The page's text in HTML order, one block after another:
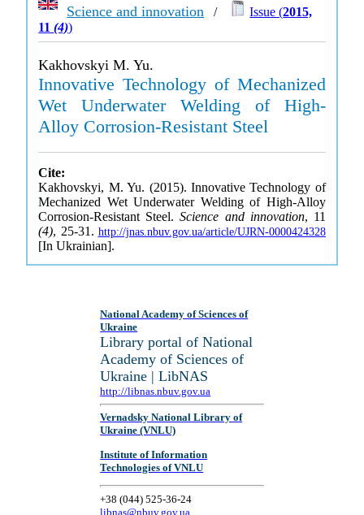
Science and innovation / Issue (2015,
11(4))
Kakhovskyi M. Yu.
Innovative Technology of Mechanized
Wet Underwater Welding of High-
Alloy Corrosion-Resistant Steel
Cite:
Kakhovskyi, M. Yu. (2015). Innovative Technology of
Mechanized Wet Underwater Welding of High-Alloy
Corrosion-Resistant Steel.Science and innovation, 11
(4), 25-31. http://jnas.nbuv.gov.ua/article/UJRN-0000424328
[In Ukrainian].
National Academy of Sciences of
Ukraine
Library portal of National
Academy of Sciences of
Ukraine | LibNAS
http://libnas.nbuv.gov.ua
Vernadsky National Library of
Ukraine (VNLU)
Institute of Information
Technologies of VNLU
+38 (044) 525-36-24
libnas@nbuv.gov.ua